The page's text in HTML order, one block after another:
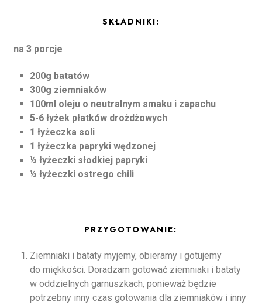
SKŁADNIKI:
na 3 porcje
200g batatów
300g ziemniaków
100ml oleju o neutralnym smaku i zapachu
5-6 łyżek płatków drożdżowych
1 łyżeczka soli
1 łyżeczka papryki wędzonej
½ łyżeczki słodkiej papryki
½ łyżeczki ostrego chili
PRZYGOTOWANIE:
Ziemniaki i bataty myjemy, obieramy i gotujemy
do miękkości. Doradzam gotować ziemniaki i bataty
w oddzielnych garnuszkach, ponieważ będzie
potrzebny inny czas gotowania dla ziemniaków i inny